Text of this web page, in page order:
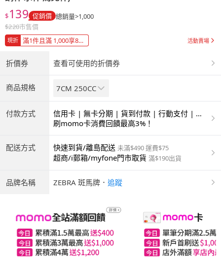
$139 促銷價 總銷量>1,000
$220市售價
現折 滿1件且滿 1,000享88折 活動賣場
折價券 查看可使用的折價券
商品規格 7CM 250CC
付款方式
信用卡 | 無卡分期 | 貨到付款 | 行動支付 | 超
商付款 | ATM | 銀聯卡
刷momo卡消費回饋最高3%！
配送方式 快速到貨/離島配送 未滿$490 運費$75
超商/i郵箱/myfone門市取貨 滿$190出貨
品牌名稱 ZEBRA 斑馬牌 ． 追蹤